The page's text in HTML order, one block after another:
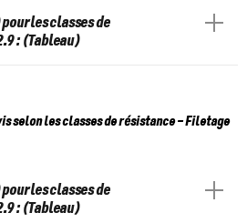
les classes de
: (Tableau)
selon les classes de résistance – Filetage
les classes de
: (Tableau)